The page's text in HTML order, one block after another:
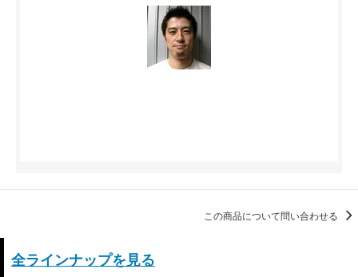
この商品について問い合わせる
全ラインナップを見る